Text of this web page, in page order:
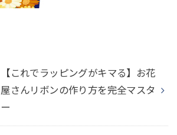
【これでラッピングがキマる】お花
屋さんリボンの作り方を完全マスタ
ー